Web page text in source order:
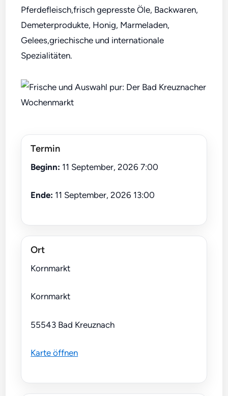
Pferdefleisch,frisch gepresste Öle, Backwaren,
Demeterprodukte, Honig, Marmeladen,
Gelees,griechische und internationale
Spezialitäten.
Termin
Beginn: 11 September, 2026 7:00
Ende: 11 September, 2026 13:00
Ort
Kornmarkt
Kornmarkt
55543 Bad Kreuznach
Karte öffnen